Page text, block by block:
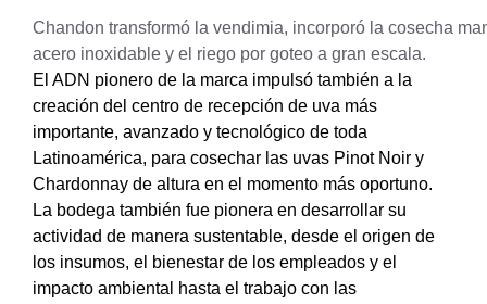
Chandon transformó la vendimia, incorporó la cosecha
acero inoxidable y el riego por goteo a gran escala.
El ADN pionero de la marca impulsó también a la
creación del centro de recepción de uva más
importante, avanzado y tecnológico de toda
Latinoamérica, para cosechar las uvas Pinot Noir y
Chardonnay de altura en el momento más oportuno.
La bodega también fue pionera en desarrollar su
actividad de manera sustentable, desde el origen de
los insumos, el bienestar de los empleados y el
impacto ambiental hasta el trabajo con las